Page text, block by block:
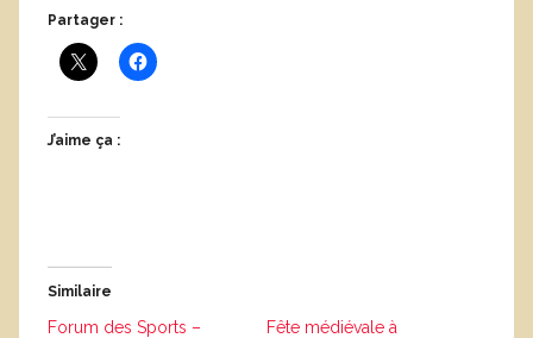
Partager :
J’aime ça :
Similaire
Forum des Sports –
Fête médiévale à